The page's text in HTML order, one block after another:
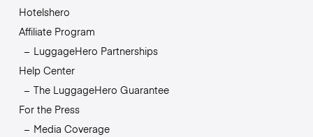
Hotelshero
Affiliate Program
LuggageHero Partnerships
Help Center
The LuggageHero Guarantee
For the Press
Media Coverage